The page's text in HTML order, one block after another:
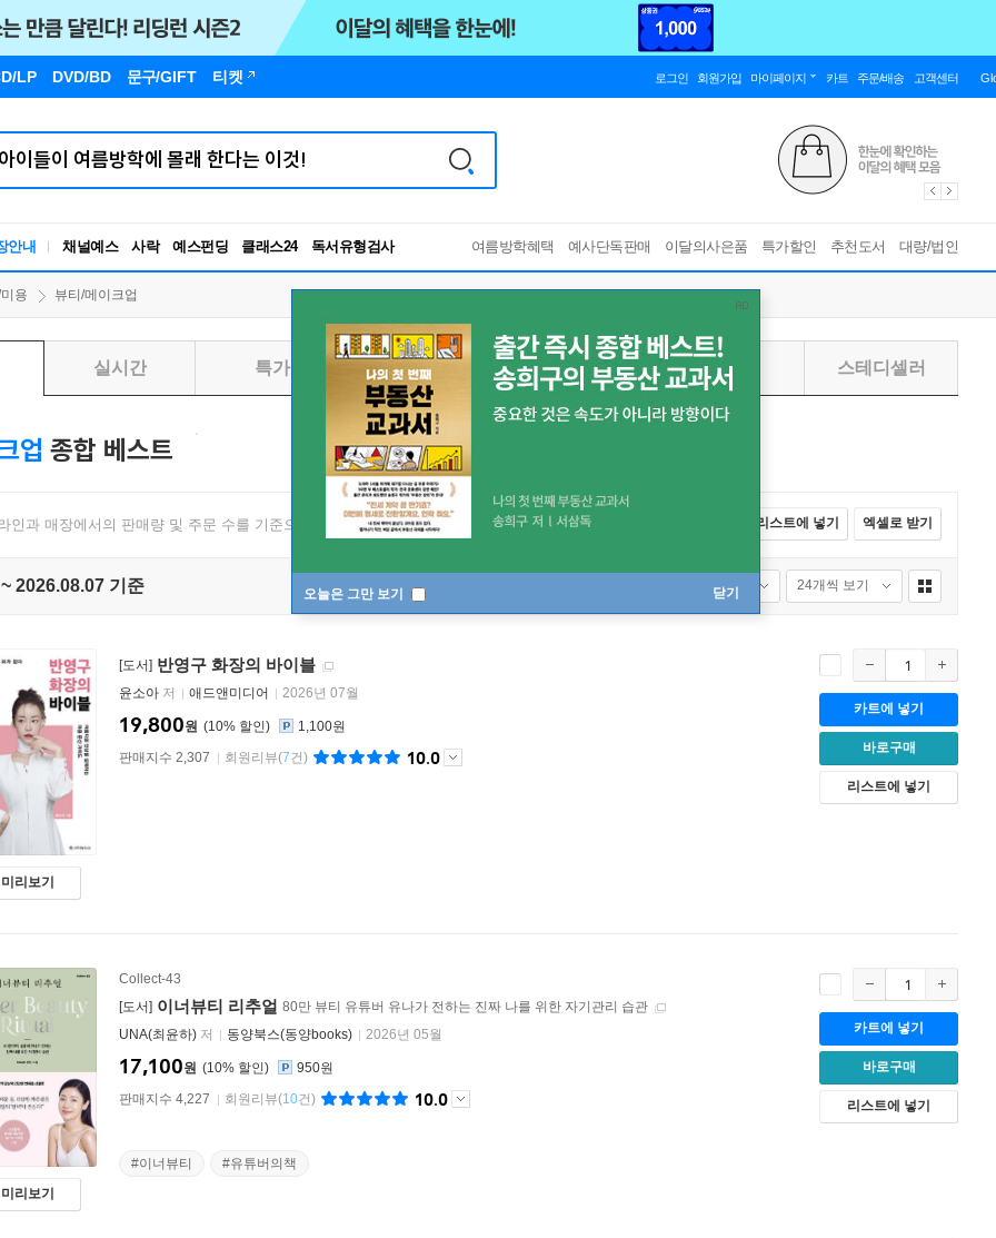
LP DVD/BD 문구/GIFT 티켓 로그인 회원가입 마이페이지 카트 주문/배송 고객센터
안내 채널예스 사락 예스펀딩 클래스24
독서유형검사
RBTI Lab
독서유형검사
여름방학혜택 예사단독판매 이달의사은품 특가할인 추천도서 대량/법인
오늘은 그만 보기 닫기
용 뷰티/메이크업
실시간 특가 일별 주별 월별 스테디셀러
업 종합 베스트
인과 매장에서의 판매량 및 주문 수를 기준으로 매일 1회 집계됩니다. 전체선택 카트에 넣기 리스트에 넣기 엑셀로 받기
2026.08.07 기준 품절포함 24개씩 보기
미리보기
[도서] 반영구 화장의 바이블
윤소아 저 애드앤미디어 2026년 07월
10%
19,800원
1,100원
판매지수 2,307
회원리뷰(7건) 10.0
카트에 넣기
바로구매
리스트에 넣기
미리보기
Collect-43
[도서] 이너뷰티 리추얼 80만 뷰티 유튜버 유나가 전하는 진짜 나를 위한 자기관리 습관
UNA(최윤하) 저 동양북스(동양books) 2026년 05월
10%
17,100원
950원
판매지수 4,227
회원리뷰(10건) 10.0
#이너뷰티 #유튜버의책
카트에 넣기
바로구매
리스트에 넣기